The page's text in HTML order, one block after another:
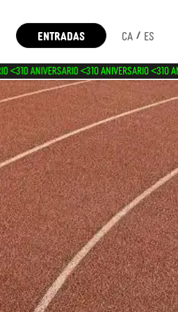
ENTRADAS CA ES
<310 ANIVERSARIO <310 ANIVERSARIO <310